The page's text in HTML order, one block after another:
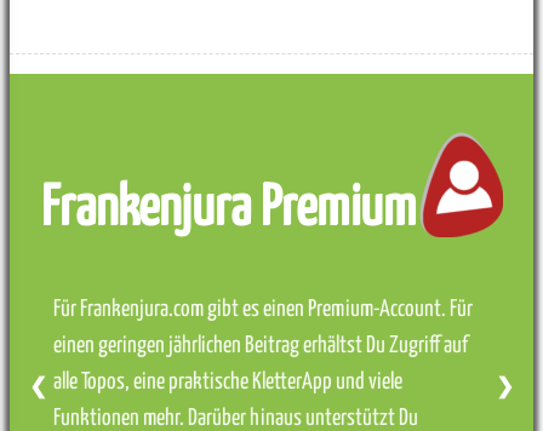
Frankenjura Premium
Für Frankenjura.com gibt es einen Premium-Account. Für
einen geringen jährlichen Beitrag erhältst Du Zugriff auf
alle Topos, eine praktische KletterApp und viele
Funktionen mehr. Darüber hinaus unterstützt Du
❮ ❯